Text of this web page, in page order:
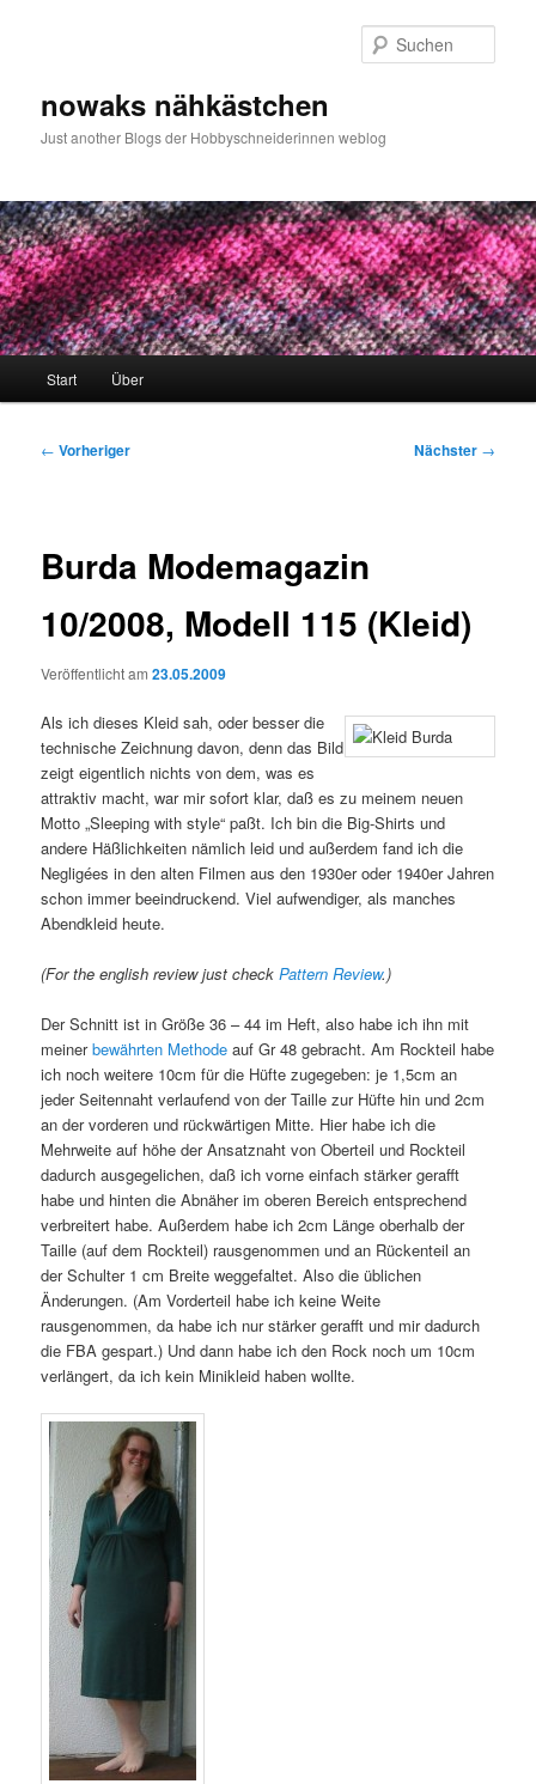
nowaks nähkästchen
Just another Blogs der Hobbyschneiderinnen weblog
Start Über
Beitragsnavigation
← Vorheriger Nächster →
Burda Modemagazin
10/2008, Modell 115 (Kleid)
Veröffentlicht am23.05.2009
Als ich dieses Kleid sah, oder besser die
technische Zeichnung davon, denn das Bild
zeigt eigentlich nichts von dem, was es
attraktiv macht, war mir sofort klar, daß es zu meinem neuen
Motto „Sleeping with style“ paßt. Ich bin die Big-Shirts und
andere Häßlichkeiten nämlich leid und außerdem fand ich die
Negligées in den alten Filmen aus den 1930er oder 1940er Jahren
schon immer beeindruckend. Viel aufwendiger, als manches
Abendkleid heute.
(For the english review just checkPattern Review.)
Der Schnitt ist in Größe 36 – 44 im Heft, also habe ich ihn mit
meinerbewährten Methode auf Gr 48 gebracht. Am Rockteil habe
ich noch weitere 10cm für die Hüfte zugegeben: je 1,5cm an
jeder Seitennaht verlaufend von der Taille zur Hüfte hin und 2cm
an der vorderen und rückwärtigen Mitte. Hier habe ich die
Mehrweite auf höhe der Ansatznaht von Oberteil und Rockteil
dadurch ausgegelichen, daß ich vorne einfach stärker gerafft
habe und hinten die Abnäher im oberen Bereich entsprechend
verbreitert habe. Außerdem habe ich 2cm Länge oberhalb der
Taille (auf dem Rockteil) rausgenommen und an Rückenteil an
der Schulter 1 cm Breite weggefaltet. Also die üblichen
Änderungen. (Am Vorderteil habe ich keine Weite
rausgenommen, da habe ich nur stärker gerafft und mir dadurch
die FBA gespart.) Und dann habe ich den Rock noch um 10cm
verlängert, da ich kein Minikleid haben wollte.